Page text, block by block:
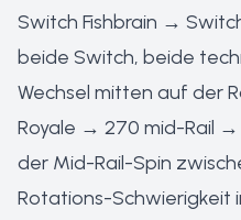
Switch Fishbrain →
beide Switch, beide
Wechsel mitten auf der
Royale → 270 mid-Rail
der Mid-Rail-Spin
Rotations-Schwierigkeit